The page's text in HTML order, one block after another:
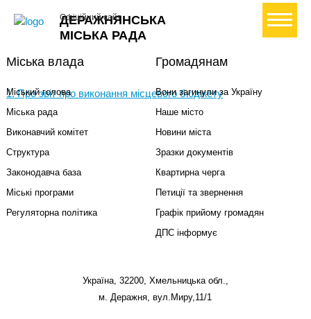
ДЕРАЖНЯНСЬКА
МІСЬКА РАДА
Офіційний сайт+ Створити петицію
1. Про звіт про виконання місцевого бюджету
Міська влада
Міський голова
Міська рада
Виконавчий комітет
Структура
Законодавча база
Міські програми
Регуляторна політика
Громадянам
Вони загинули за Україну
Наше місто
Новини міста
Зразки документів
Квартирна черга
Петиції та звернення
Графік прийому громадян
ДПС інформує
Україна, 32200, Хмельницька обл.,
м. Деражня, вул.Миру,11/1